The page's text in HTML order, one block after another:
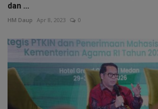
dan ...
HM Daup Apr 8, 2023 0